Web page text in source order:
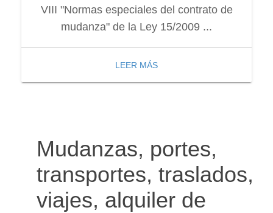
VIII "Normas especiales del contrato de
mudanza" de la Ley 15/2009 ...
LEER MÁS
Mudanzas, portes,
transportes, traslados,
viajes, alquiler de